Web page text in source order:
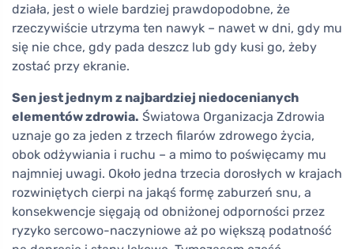
działa, jest o wiele bardziej prawdopodobne, że
rzeczywiście utrzyma ten nawyk – nawet w dni, gdy mu
się nie chce, gdy pada deszcz lub gdy kusi go, żeby
zostać przy ekranie.
Sen jest jednym z najbardziej niedocenianych
elementów zdrowia. Światowa Organizacja Zdrowia
uznaje go za jeden z trzech filarów zdrowego życia,
obok odżywiania i ruchu – a mimo to poświęcamy mu
najmniej uwagi. Około jedna trzecia dorosłych w krajach
rozwiniętych cierpi na jakąś formę zaburzeń snu, a
konsekwencje sięgają od obniżonej odporności przez
ryzyko sercowo-naczyniowe aż po większą podatność